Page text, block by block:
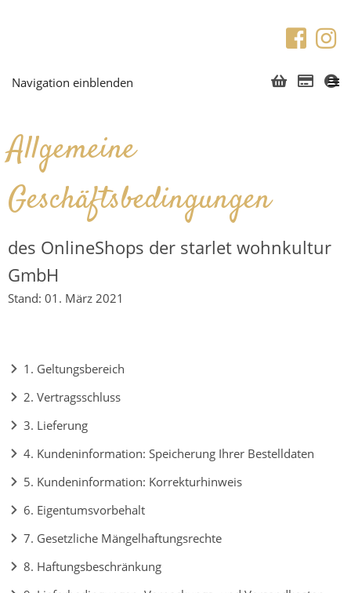
Navigation einblenden
Allgemeine
Geschäftsbedingungen
des OnlineShops der starlet wohnkultur
GmbH
Stand: 01. März 2021
1. Geltungsbereich
2. Vertragsschluss
3. Lieferung
4. Kundeninformation: Speicherung Ihrer Bestelldaten
5. Kundeninformation: Korrekturhinweis
6. Eigentumsvorbehalt
7. Gesetzliche Mängelhaftungsrechte
8. Haftungsbeschränkung